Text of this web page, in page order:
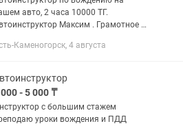
авто, 2 часа 10000 ТГ.
Максим . Грамотное и
города (кольца), парковка
Каменогорск, 4 августа
- 5 000 ₸
с большим стажем
уроки вождения и ПДД